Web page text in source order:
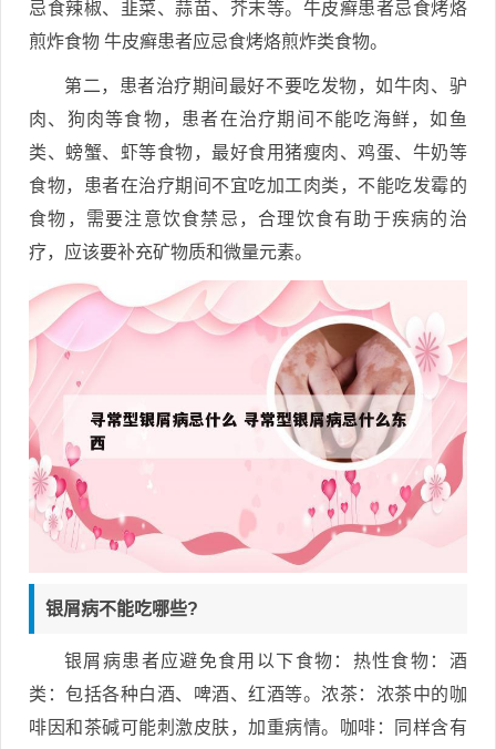
忌食辣椒、韭菜、蒜苗、芥末等。牛皮癣患者忌食烤烙
煎炸食物 牛皮癣患者应忌食烤烙煎炸类食物。
第二，患者治疗期间最好不要吃发物，如牛肉、驴
肉、狗肉等食物，患者在治疗期间不能吃海鲜，如鱼
类、螃蟹、虾等食物，最好食用猪瘦肉、鸡蛋、牛奶等
食物，患者在治疗期间不宜吃加工肉类，不能吃发霉的
食物，需要注意饮食禁忌，合理饮食有助于疾病的治
疗，应该要补充矿物质和微量元素。
银屑病不能吃哪些?
银屑病患者应避免食用以下食物：热性食物：酒
类：包括各种白酒、啤酒、红酒等。浓茶：浓茶中的咖
啡因和茶碱可能刺激皮肤，加重病情。咖啡：同样含有